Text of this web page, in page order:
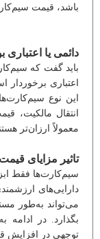
باشد، قیمت
دائمی یا
باید گفت که
اعتباری برخوردار
این نوع
انتقال مالکیت،
معمولاً ارزان‌تر
تاثیر مزایای
سیم‌کارت‌ها فقط
دارایی‌های
می‌تواند به‌طور
بگذارد. در ادامه
توجهی در افزایش